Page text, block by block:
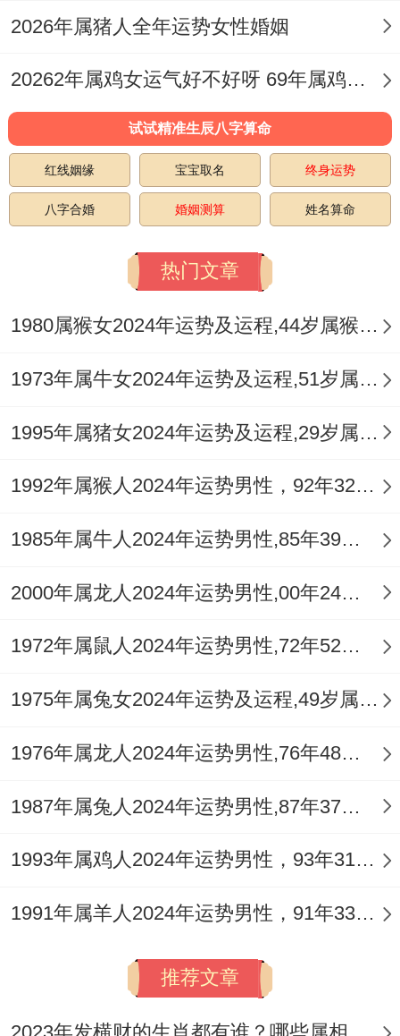
注意职场是非与健康透支，不妨将年度目标
分解，借助团队力量，同时注重效率提升与
方法创新，以智慧化解压力。
财富运势脉络：正财星明透。昭示正途收
入，如薪资、佣金、经营性利润等来源较为
稳定且有增长空间，午火为财之旺地，暗示
通过职位提升或业绩达标带来的增收机遇显
著，但流年不见明显偏财星，且亥水劫财暗
藏，故在投机性投资、高风险合伙等领域需
虞。
理财步骤宜以保守增值为主。可关注与个人
外露，也要看财物保管与合约细节，避免因
疏忽或人情担保造成损失。
情感人际机变：感情方面对于已婚者。正财
承担，伴侣可能在事业或家庭规划上给予实
分人士，需把握人际交往分寸，避免因工作
应酬或社交活跃引发不必要的情感误会。
单身者虽有遇到条件适宜对象的机遇。但劫
存在现实阻力，需更多的耐心与诚意沟通，
整体来讲此年情感经营的是务实与沟通，避
身心健康提点：亥水代表的身体为你如肾
2026年属猪人全年运势女性婚姻
20262年属鸡女运气好不好呀 69年属鸡女2026年好不好
试试精准生辰八字算命
红线姻缘 宝宝取名 终身运势
八字合婚 婚姻测算 姓名算命
热门文章
1980属猴女2024年运势及运程,44岁属猴人2024全年每月运势女性如何
1973年属牛女2024年运势及运程,51岁属牛人2024全年每月运势女性如何
1995年属猪女2024年运势及运程,29岁属猪人2024全年每月运势女性如何
1992年属猴人2024年运势男性，92年32岁属猴男2024年每月运程怎么样
1985年属牛人2024年运势男性,85年39岁属牛男2024年每月运程怎么样
2000年属龙人2024年运势男性,00年24岁属龙男2024年每月运程怎么样
1972年属鼠人2024年运势男性,72年52岁属鼠男2024年每月运程怎么样
1975年属兔女2024年运势及运程,49岁属兔人2024全年每月运势女性如何
1976年属龙人2024年运势男性,76年48岁属龙男2024年每月运程怎么样
1987年属兔人2024年运势男性,87年37岁属兔男2024年每月运程怎么样
1993年属鸡人2024年运势男性，93年31岁属鸡男2024年每月运程怎么样
1991年属羊人2024年运势男性，91年33岁属羊男2024年每月运程怎么样
推荐文章